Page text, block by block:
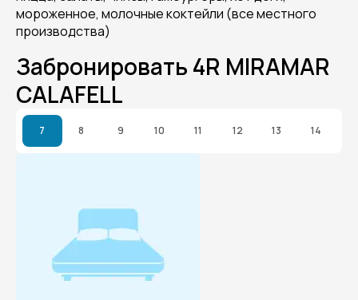
мороженное, молочные коктейли (все местного
производства)
Забронировать 4R MIRAMAR
CALAFELL
7 8 9 10 11 12 13 14